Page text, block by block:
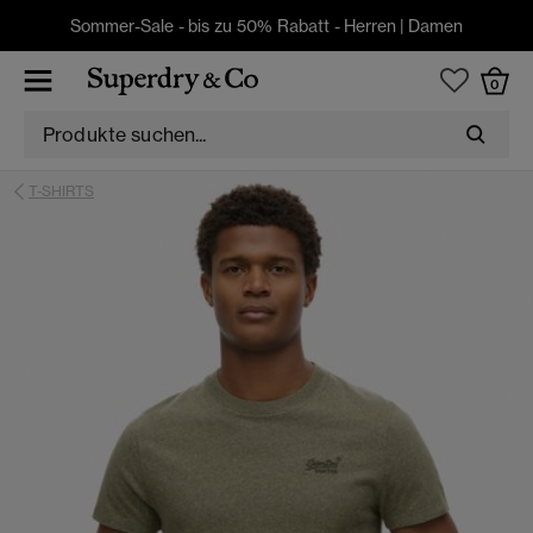
Sommer-Sale - bis zu 50% Rabatt - Herren | Damen
0
T-SHIRTS